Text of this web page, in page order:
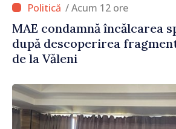
/ Acum 12 ore
MAE condamnă încălcarea
după descoperirea
de la Văleni